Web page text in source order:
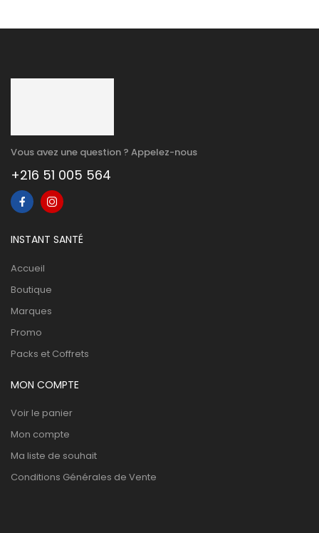
Vous avez une question ? Appelez-nous
+216 51 005 564
INSTANT SANTÉ
Accueil
Boutique
Marques
Promo
Packs et Coffrets
MON COMPTE
Voir le panier
Mon compte
Ma liste de souhait
Conditions Générales de Vente